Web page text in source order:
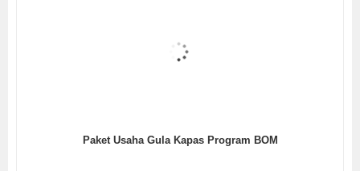
Paket Usaha Gula Kapas Program BOM